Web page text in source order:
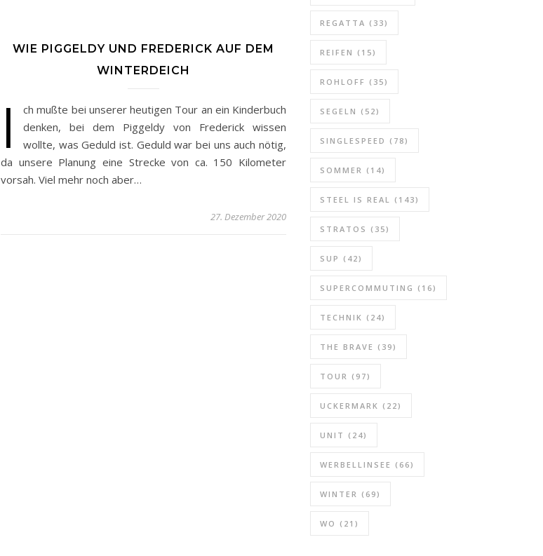
WIE PIGGELDY UND FREDERICK AUF DEM
WINTERDEICH
I
ch mußte bei unserer heutigen Tour an ein Kinderbuch
denken, bei dem Piggeldy von Frederick wissen
wollte, was Geduld ist. Geduld war bei uns auch nötig,
da unsere Planung eine Strecke von ca. 150 Kilometer
vorsah. Viel mehr noch aber…
27. Dezember 2020
REGATTA (33)
REIFEN (15)
ROHLOFF (35)
SEGELN (52)
SINGLESPEED (78)
SOMMER (14)
STEEL IS REAL (143)
STRATOS (35)
SUP (42)
SUPERCOMMUTING (16)
TECHNIK (24)
THE BRAVE (39)
TOUR (97)
UCKERMARK (22)
UNIT (24)
WERBELLINSEE (66)
WINTER (69)
WO (21)